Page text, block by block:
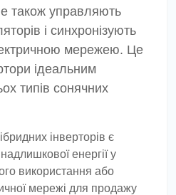
також управляють
і синхронізують
мережею. Це
ідеальним
типів сонячних
інверторів є
енергії у
використання або
мережі для продажу